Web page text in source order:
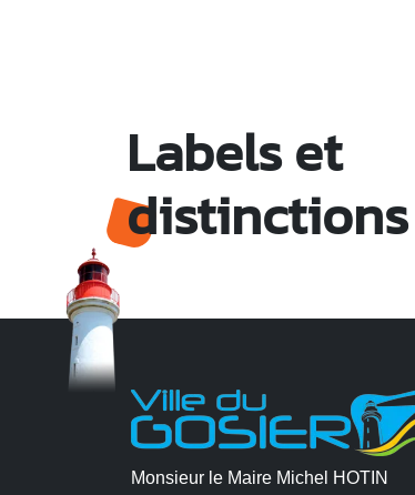
Labels et
distinctions
Monsieur le Maire Michel HOTIN